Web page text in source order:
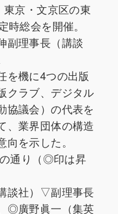
京・文京区の東
総会を開催。
副理事長（講談
を機に4つの出版
クラブ、デジタル
協議会）の代表を
、業界団体の構造
を示した。
通り（◎印は昇
談社）▽副理事長
◎廣野眞一（集英